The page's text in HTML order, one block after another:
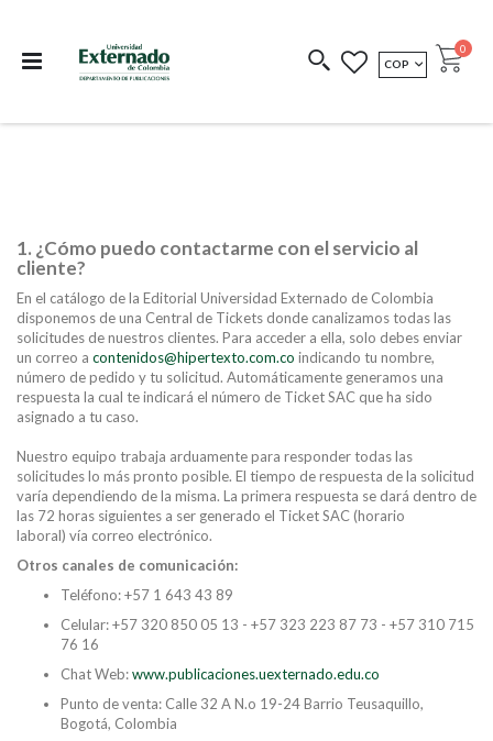
COEDICIONES REDIMIR CÓDIGO
MONEDA
COP Cart
0
1. ¿Cómo puedo contactarme con el servicio al
cliente?
En el catálogo de la Editorial Universidad Externado de Colombia
disponemos de una Central de Tickets donde canalizamos todas las
solicitudes de nuestros clientes. Para acceder a ella, solo debes enviar
un correo a contenidos@hipertexto.com.co indicando tu nombre,
número de pedido y tu solicitud. Automáticamente generamos una
respuesta la cual te indicará el número de Ticket SAC que ha sido
asignado a tu caso.
Nuestro equipo trabaja arduamente para responder todas las
solicitudes lo más pronto posible. El tiempo de respuesta de la solicitud
varía dependiendo de la misma. La primera respuesta se dará dentro de
las 72 horas siguientes a ser generado el Ticket SAC (horario
laboral) vía correo electrónico.
Otros canales de comunicación:
Teléfono: +57 1 643 43 89
Celular: +57 320 850 05 13 - +57 323 223 87 73 - +57 310 715
76 16
Chat Web:www.publicaciones.uexternado.edu.co
Punto de venta: Calle 32 A N.o 19-24 Barrio Teusaquillo,
Bogotá, Colombia